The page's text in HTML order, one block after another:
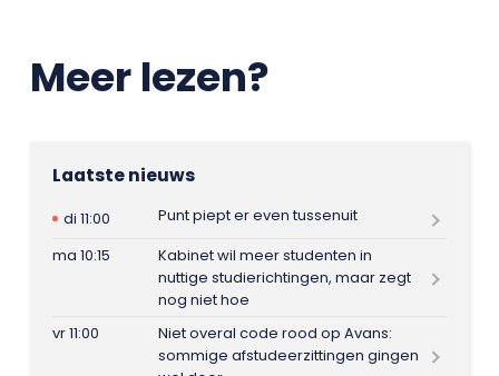
Meer lezen?
Laatste nieuws
di 11:00
Punt piept er even tussenuit
ma 10:15
Kabinet wil meer studenten in
nuttige studierichtingen, maar zegt
nog niet hoe
vr 11:00
Niet overal code rood op Avans:
sommige afstudeerzittingen gingen